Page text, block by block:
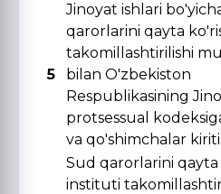
5
Jinoyat ishlari
qarorlarini qayta
takomillashtirilishi
bilan O'zbekiston
Respublikasining
protsessual
va qo'shimchalar
Sud qarorlarini qayta
instituti